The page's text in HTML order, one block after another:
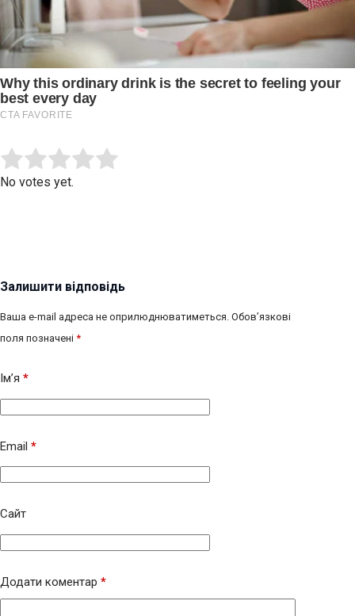
Rate this item:
No votes yet.
Залишити відповідь
Ваша e-mail адреса не оприлюднюватиметься. Обов’язкові
поля позначені *
Ім’я *
Email *
Сайт
Додати коментар *